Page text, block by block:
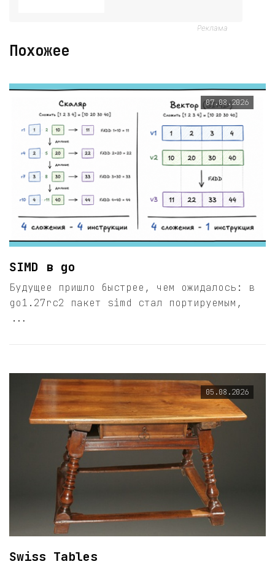
Реклама
Похожее
07.08.2026
SIMD в go
Будущее пришло быстрее, чем ожидалось: в
go1.27rc2 пакет simd стал портируемым,
...
05.08.2026
Swiss Tables